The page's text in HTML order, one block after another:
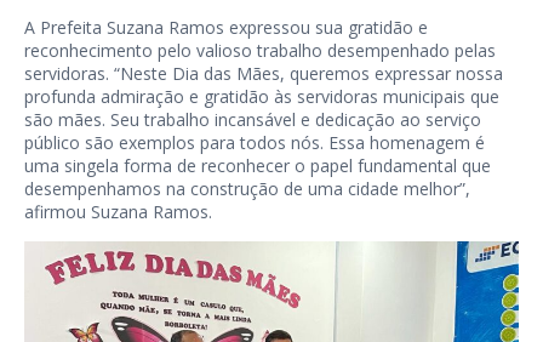
A Prefeita Suzana Ramos expressou sua gratidão e
reconhecimento pelo valioso trabalho desempenhado pelas
servidoras. “Neste Dia das Mães, queremos expressar nossa
profunda admiração e gratidão às servidoras municipais que
são mães. Seu trabalho incansável e dedicação ao serviço
público são exemplos para todos nós. Essa homenagem é
uma singela forma de reconhecer o papel fundamental que
desempenhamos na construção de uma cidade melhor”,
afirmou Suzana Ramos.